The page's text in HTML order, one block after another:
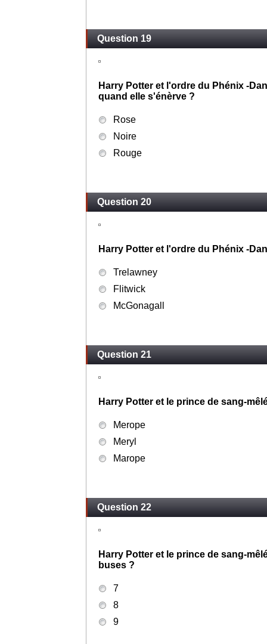
Question 19
Harry Potter et l'ordre du Phénix -
quand elle s'énèrve ?
Rose
Noire
Rouge
Question 20
Harry Potter et l'ordre du Phénix -
Trelawney
Flitwick
McGonagall
Question 21
Harry Potter et le prince de sang-
Merope
Meryl
Marope
Question 22
Harry Potter et le prince de sang-
buses ?
7
8
9